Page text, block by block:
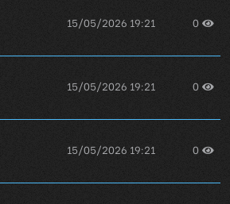
15/05/2026 19:21 0
15/05/2026 19:21 0
15/05/2026 19:21 0